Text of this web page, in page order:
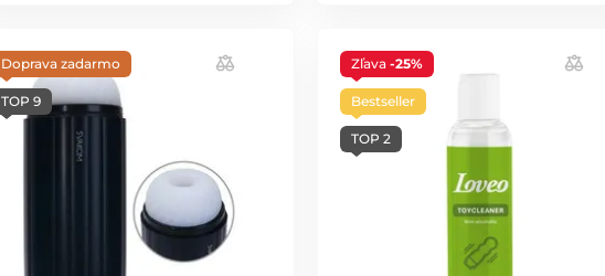
Doprava zadarmo
TOP 9
Zľava -25%
Bestseller
TOP 2